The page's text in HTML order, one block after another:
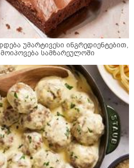
უმარტივესი ინგრედიენტებით,
სამზარეულოში